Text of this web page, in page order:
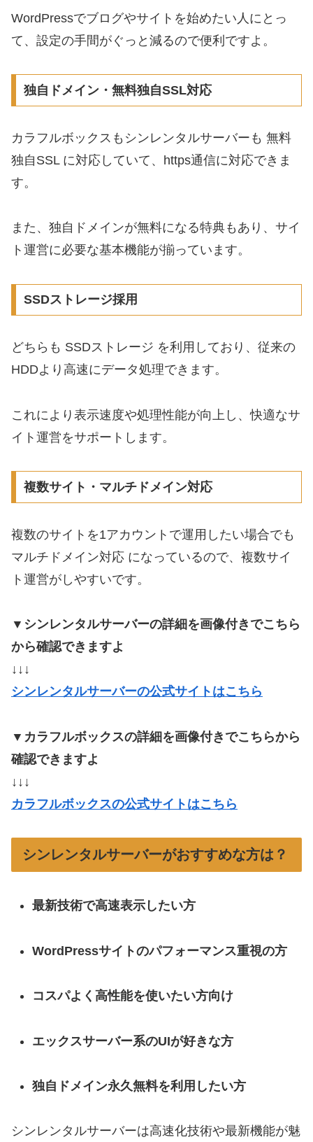
WordPressでブログやサイトを始めたい人にとっ
て、設定の手間がぐっと減るので便利ですよ。
独自ドメイン・無料独自SSL対応
カラフルボックスもシンレンタルサーバーも 無料
独自SSL に対応していて、https通信に対応できま
す。
また、独自ドメインが無料になる特典もあり、サイ
ト運営に必要な基本機能が揃っています。
SSDストレージ採用
どちらも SSDストレージ を利用しており、従来の
HDDより高速にデータ処理できます。
これにより表示速度や処理性能が向上し、快適なサ
イト運営をサポートします。
複数サイト・マルチドメイン対応
複数のサイトを1アカウントで運用したい場合でも
マルチドメイン対応 になっているので、複数サイ
ト運営がしやすいです。
▼シンレンタルサーバーの詳細を画像付きでこちら
から確認できますよ
↓↓↓
シンレンタルサーバーの公式サイトはこちら
▼カラフルボックスの詳細を画像付きでこちらから
確認できますよ
↓↓↓
カラフルボックスの公式サイトはこちら
シンレンタルサーバーがおすすめな方は？
最新技術で高速表示したい方
WordPressサイトのパフォーマンス重視の方
コスパよく高性能を使いたい方向け
エックスサーバー系のUIが好きな方
独自ドメイン永久無料を利用したい方
シンレンタルサーバーは高速化技術や最新機能が魅